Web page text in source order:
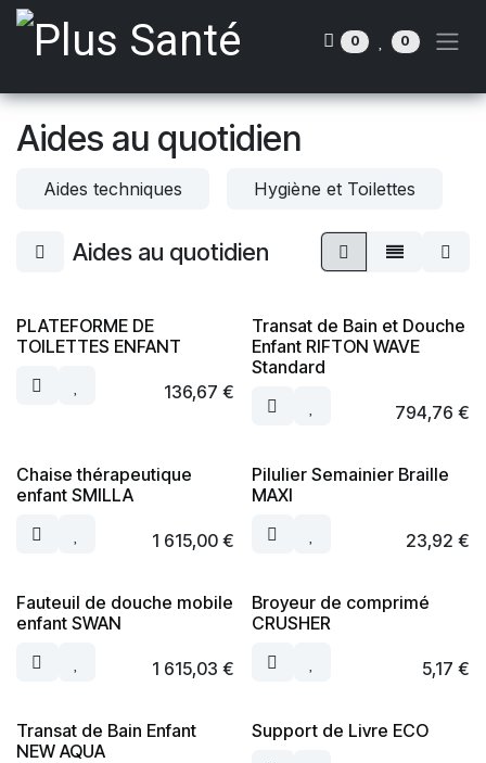
Se rendre au contenu
0 0
Aides au quotidien
Aides techniques Hygiène et Toilettes
Aides au quotidien
PLATEFORME DE
TOILETTES ENFANT
136,67 €
Transat de Bain et Douche
Enfant RIFTON WAVE
Standard
794,76 €
Chaise thérapeutique
enfant SMILLA
1 615,00€
Pilulier Semainier Braille
MAXI
23,92 €
Fauteuil de douche mobile
enfant SWAN
1 615,03 €
Broyeur de comprimé
CRUSHER
5,17 €
Transat de Bain Enfant
NEW AQUA
Support de Livre ECO